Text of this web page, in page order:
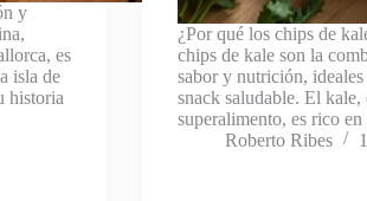
y
es
isla de
historia
¿Por qué los chips de
chips de kale son la
sabor y nutrición,
snack saludable. El kale,
superalimento, es rico
Roberto Ribes